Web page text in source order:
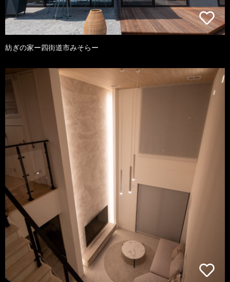
紡ぎの家ー四街道市みそらー